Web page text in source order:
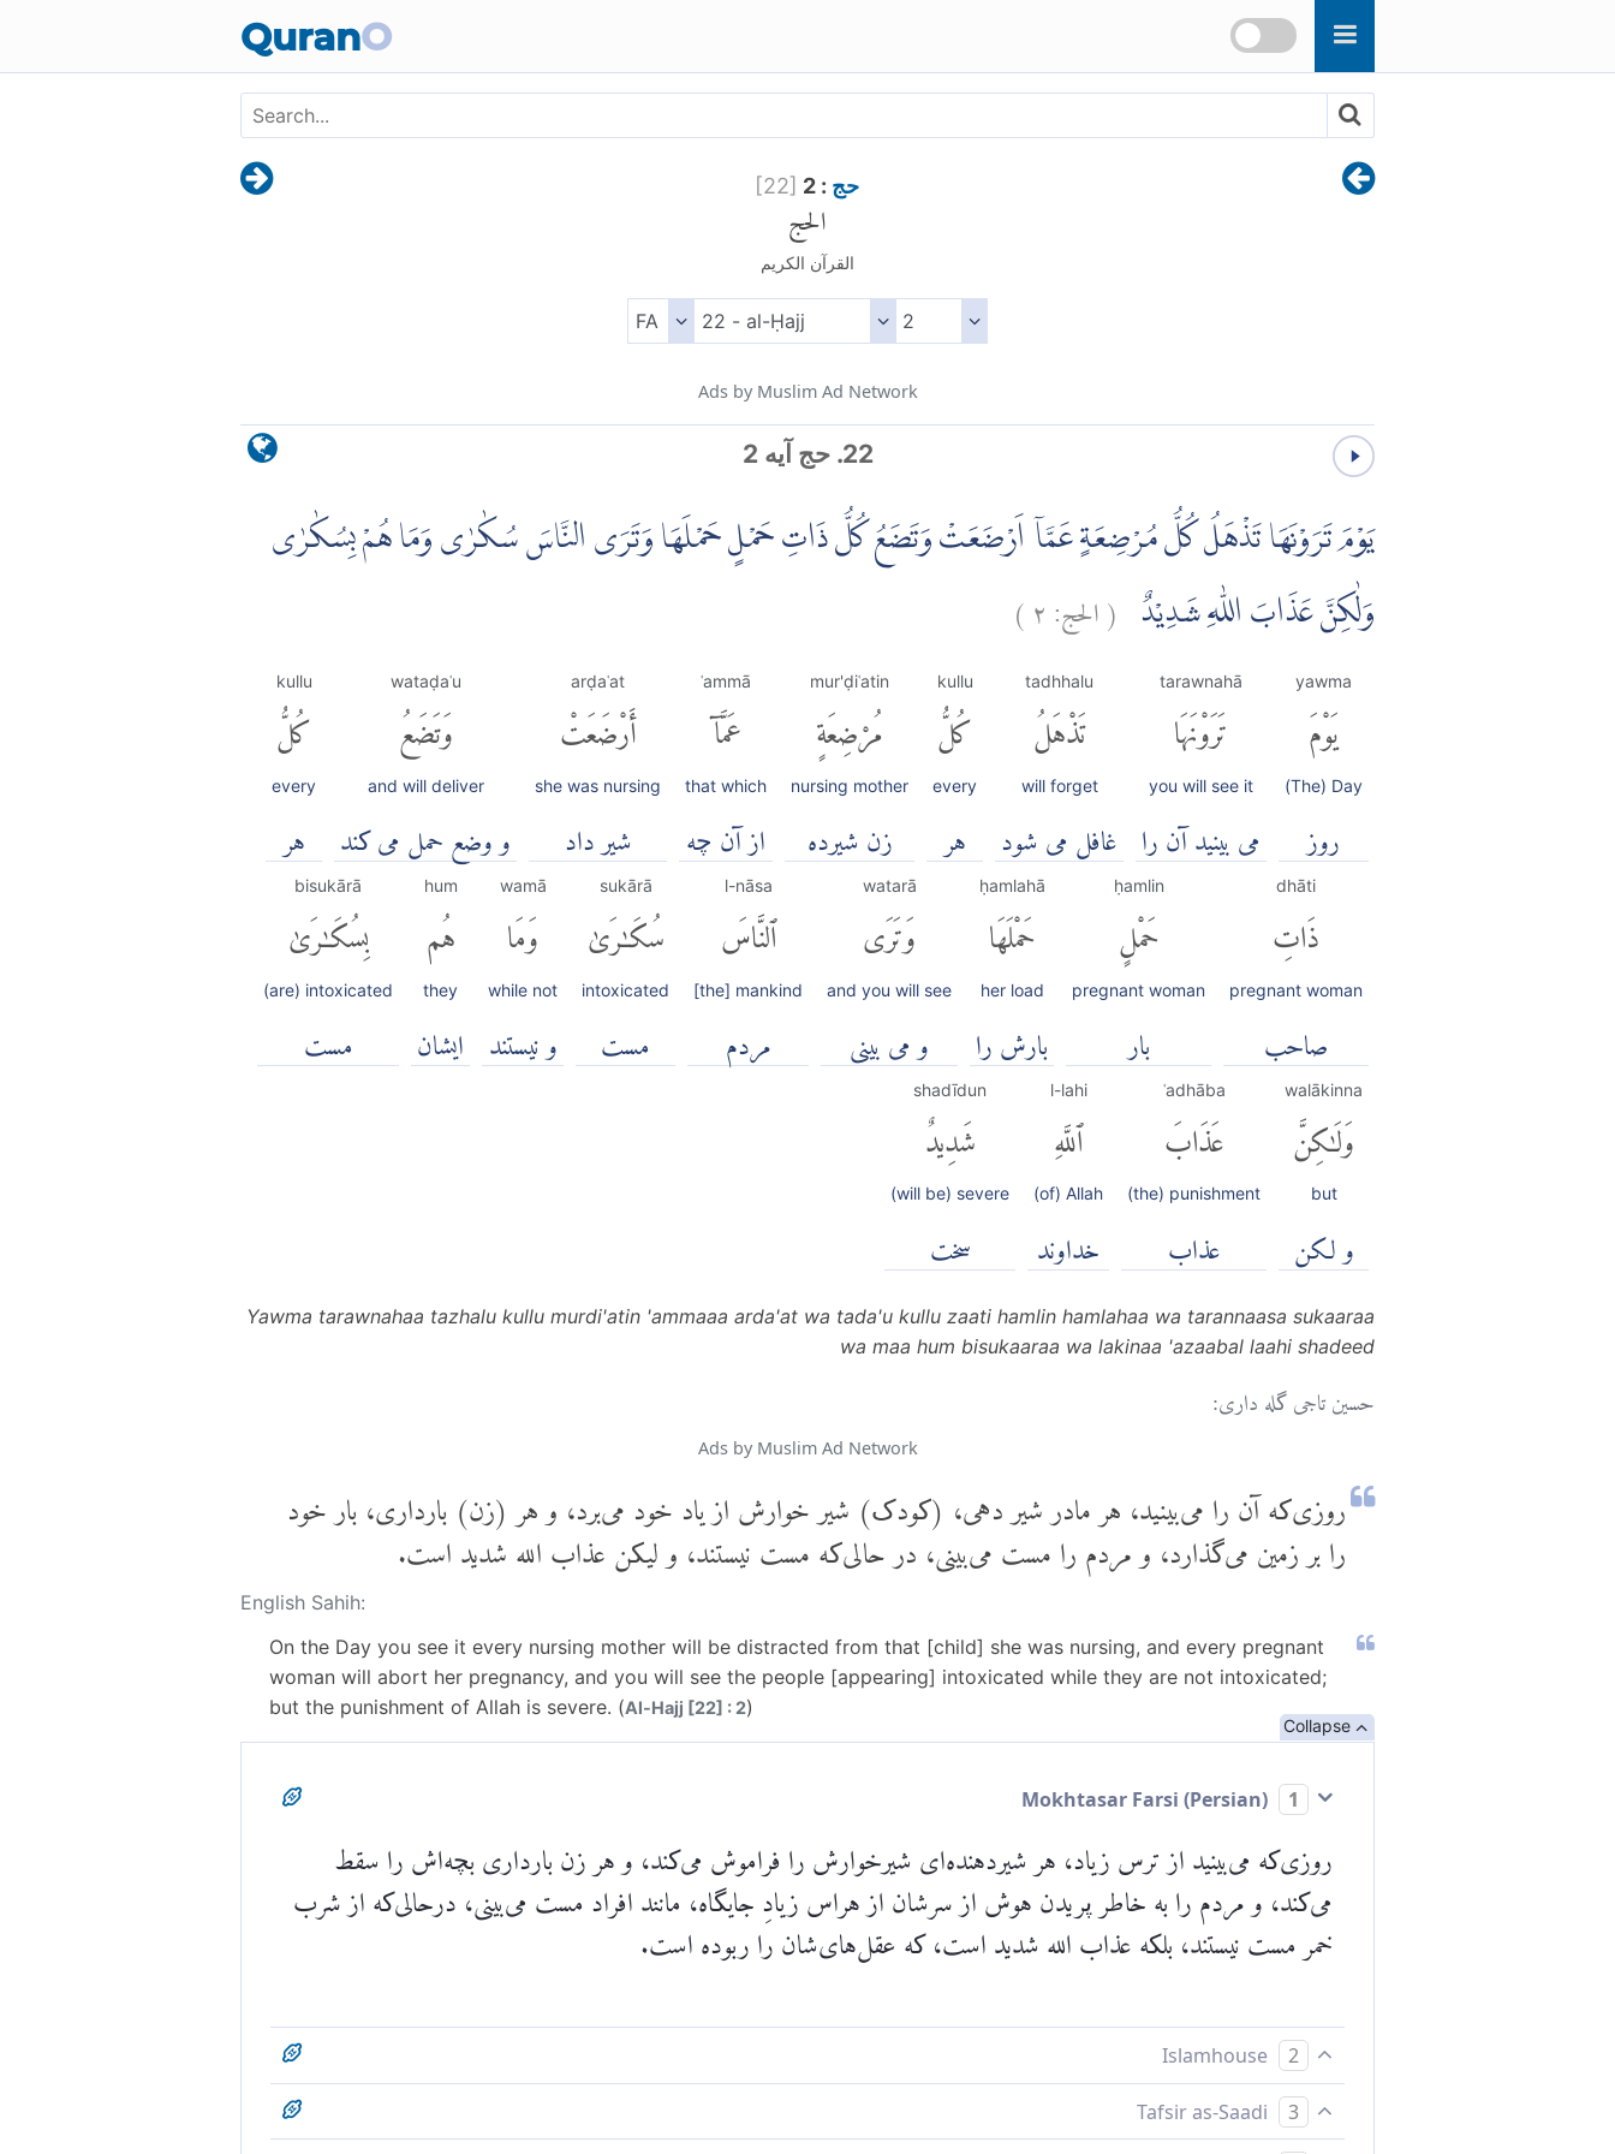
QuranO
[22] حج : 2الحج
القرآن الكريم
Ads by Muslim Ad Network
22. حج آیه 2
يَوْمَ تَرَوْنَهَا تَذْهَلُ كُلُّ مُرْضِعَةٍ عَمَّآ اَرْضَعَتْ وَتَضَعُ كُلُّ ذَاتِ حَمْلٍ حَمْلَهَا وَتَرَى النَّاسَ سُكٰرٰى وَمَا هُمْ بِسُكٰرٰى
وَلٰكِنَّ عَذَابَ اللّٰهِ شَدِيْدٌ (الحج:٢)
yawma
يَوْمَ
(The) Day
روز
tarawnahā
تَرَوْنَهَا
you will see it
می بینید آن را
tadhhalu
تَذْهَلُ
will forget
غافل می شود
kullu
كُلُّ
every
هر
mur'ḍiʿatin
مُرْضِعَةٍ
nursing mother
زن شیرده
ʿammā
عَمَّآ
that which
از آن چه
arḍaʿat
أَرْضَعَتْ
she was nursing
شیر داد
wataḍaʿu
وَتَضَعُ
and will deliver
و وضع حمل می کند
kullu
كُلُّ
every
هر
dhāti
ذَاتِ
pregnant woman
صاحب
ḥamlin
حَمْلٍ
pregnant woman
بار
ḥamlahā
حَمْلَهَا
her load
بارش را
watarā
وَتَرَى
and you will see
و می بینی
l-nāsa
ٱلنَّاسَ
[the] mankind
مردم
sukārā
سُكَٰرَىٰ
intoxicated
مست
wamā
وَمَا
while not
و نیستند
hum
هُم
they
ايشان
bisukārā
بِسُكَٰرَىٰ
(are) intoxicated
مست
walākinna
وَلَٰكِنَّ
but
و لكن
ʿadhāba
عَذَابَ
(the) punishment
عذاب
l-lahi
ٱللَّهِ
(of) Allah
خداوند
shadīdun
شَدِيدٌ
(will be) severe
سخت
Yawma tarawnahaa tazhalu kullu murdi'atin 'ammaaa arda'at wa tada'u kullu zaati hamlin hamlahaa wa tarannaasa sukaaraa
wa maa hum bisukaaraa wa lakinaa 'azaabal laahi shadeed
حسین تاجی گله داری:
Ads by Muslim Ad Network
روزی‌که آن را می‌بینید، هر مادر شیر دهی، (کودک) شیر خوارش از یاد خود می‌برد، و هر (زن) بارداری، بار خود
را بر زمین می‌گذارد، و مردم را مست می‌بینی، در حالی‌که مست نیستند، و لیکن عذاب الله شدید است.
English Sahih:
On the Day you see it every nursing mother will be distracted from that [child] she was nursing, and every pregnant
woman will abort her pregnancy, and you will see the people [appearing] intoxicated while they are not intoxicated;
but the punishment of Allah is severe. (Al-Hajj [22] : 2)
Collapse
1
روزی‌که می‌بینید از ترس زیاد، هر شیردهنده‌ای شیرخوارش را فراموش می‌کند، و هر زن بارداری بچه‌اش را سقط
می‌کند، و مردم را به خاطر پریدن هوش از سرشان از هراس زیادِ جایگاه، مانند افراد مست می‌بینی، درحالی‌که از شرب
خمر مست نیستند، بلکه عذاب الله شدید است، که عقل‌های‌شان را ربوده است.
2
روزی که آن را ‌می‌بینید، [آنچنان وحشتناک است که] هر مادرِ شیرده‌ای [فرزندِ] شیرخوارش را فراموش می‌کند و هر
3